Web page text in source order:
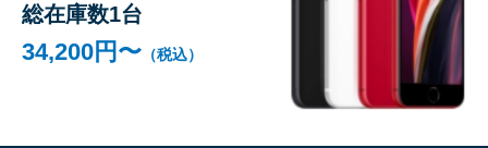
総在庫数1台
34,200円〜 （税込）